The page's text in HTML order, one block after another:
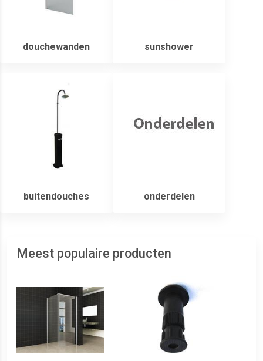
douchewanden sunshower
buitendouches onderdelen
Meest populaire producten